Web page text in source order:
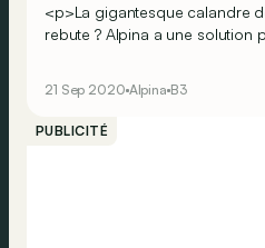
<p>La gigantesque calandre
rebute ? Alpina a une solution
21 Sep 2020 Alpina B3
PUBLICITÉ